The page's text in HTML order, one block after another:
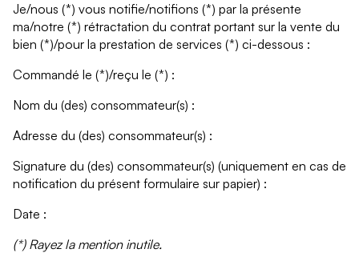
Je/nous (*) vous notifie/notifions (*) par la présente
ma/notre (*) rétractation du contrat portant sur la vente du
bien (*)/pour la prestation de services (*) ci-dessous :
Commandé le (*)/reçu le (*) :
Nom du (des) consommateur(s) :
Adresse du (des) consommateur(s) :
Signature du (des) consommateur(s) (uniquement en cas de
notification du présent formulaire sur papier) :
Date :
(*) Rayez la mention inutile.